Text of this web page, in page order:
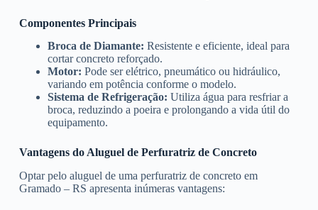
Componentes Principais
Broca de Diamante: Resistente e eficiente, ideal para
cortar concreto reforçado.
Motor: Pode ser elétrico, pneumático ou hidráulico,
variando em potência conforme o modelo.
Sistema de Refrigeração: Utiliza água para resfriar a
broca, reduzindo a poeira e prolongando a vida útil do
equipamento.
Vantagens do Aluguel de Perfuratriz de Concreto
Optar pelo aluguel de uma perfuratriz de concreto em
Gramado – RS apresenta inúmeras vantagens: